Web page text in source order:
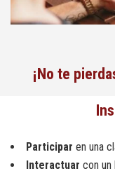
¡No te
Participar en una
Interactuar con un